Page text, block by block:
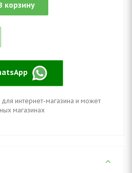
корзину
для интернет-магазина и может
магазинах